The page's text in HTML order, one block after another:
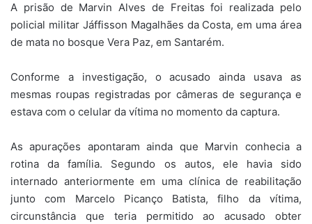
A prisão de Marvin Alves de Freitas foi realizada pelo
policial militar Jáffisson Magalhães da Costa, em uma área
de mata no bosque Vera Paz, em Santarém.
Conforme a investigação, o acusado ainda usava as
mesmas roupas registradas por câmeras de segurança e
estava com o celular da vítima no momento da captura.
As apurações apontaram ainda que Marvin conhecia a
rotina da família. Segundo os autos, ele havia sido
internado anteriormente em uma clínica de reabilitação
junto com Marcelo Picanço Batista, filho da vítima,
circunstância que teria permitido ao acusado obter